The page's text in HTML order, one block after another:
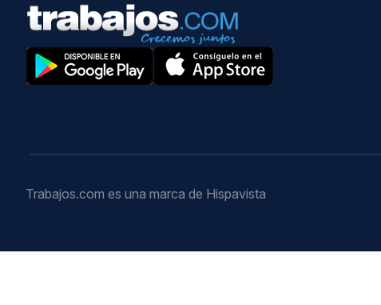
Trabajos.com es una marca de Hispavista